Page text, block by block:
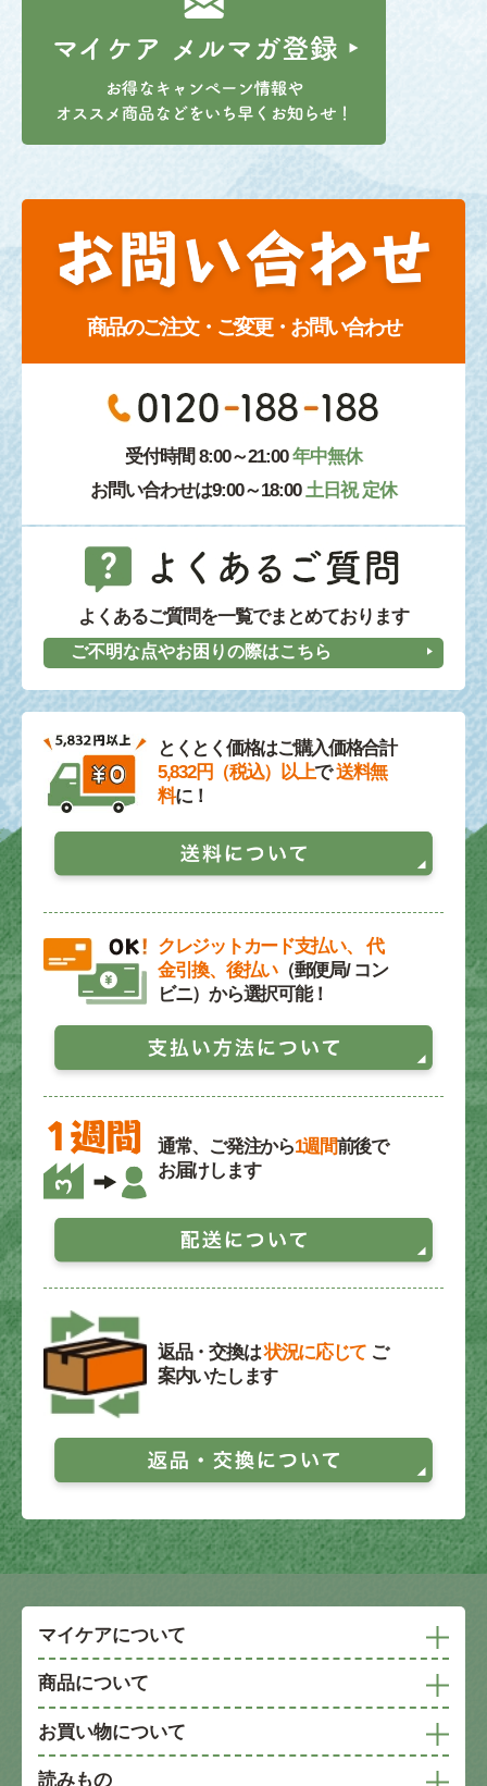
商品のご注文・ご変更・お問い合わせ
受付時間 8:00～21:00年中無休
お問い合わせは9:00～18:00 土日祝 定休
よくあるご質問を一覧でまとめております
ご不明な点やお困りの際はこちら
とくとく価格はご購入価格合計
5,832円（税込）以上で送料無
料に！
クレジットカード支払い、 代
金引換、後払い（郵便局/ コン
ビニ）から選択可能！
通常、ご発注から1週間前後で
お届けします
返品・交換は状況に応じて ご
案内いたします
マイケアについて
商品について
お買い物について
読みもの